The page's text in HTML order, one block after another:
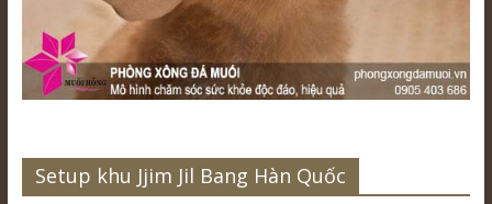
Setup khu Jjim Jil Bang Hàn Quốc